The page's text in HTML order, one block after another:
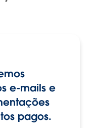
e-mails e
pagos.